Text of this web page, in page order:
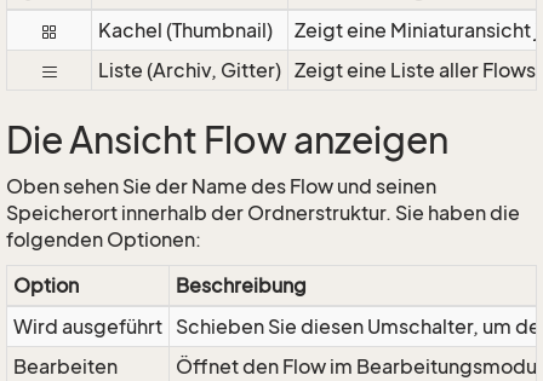
Kachel (Thumbnail)
Zeigt eine Miniaturansicht
Liste (Archiv, Gitter) Zeigt eine Liste aller
Die Ansicht Flow anzeigen
Oben sehen Sie der Name des Flow und seinen
Speicherort innerhalb der Ordnerstruktur. Sie haben die
folgenden Optionen:
Option
Beschreibung
Wird ausgeführt Schieben Sie diesen Umschalter, um
Bearbeiten
Öffnet den Flow im